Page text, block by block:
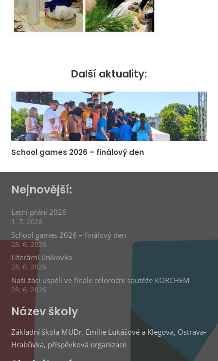
Další aktuality:
School games 2026 – finálový den
Nejnovější:
Letní přání 2026
1. 7. 2026
School games 2026 – finálový den
28. 6. 2026
Literární únikovka
28. 6. 2026
Naši žáci uspěli ve finále celoroční soutěže KORCHEM
28. 6. 2026
Název školy
Základní škola MUDr. Emílie Lukášové a Klegova, Ostrava-
Hrabůvka, příspěvková organizace